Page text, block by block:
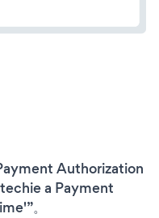
Authorization
techie a Payment
。